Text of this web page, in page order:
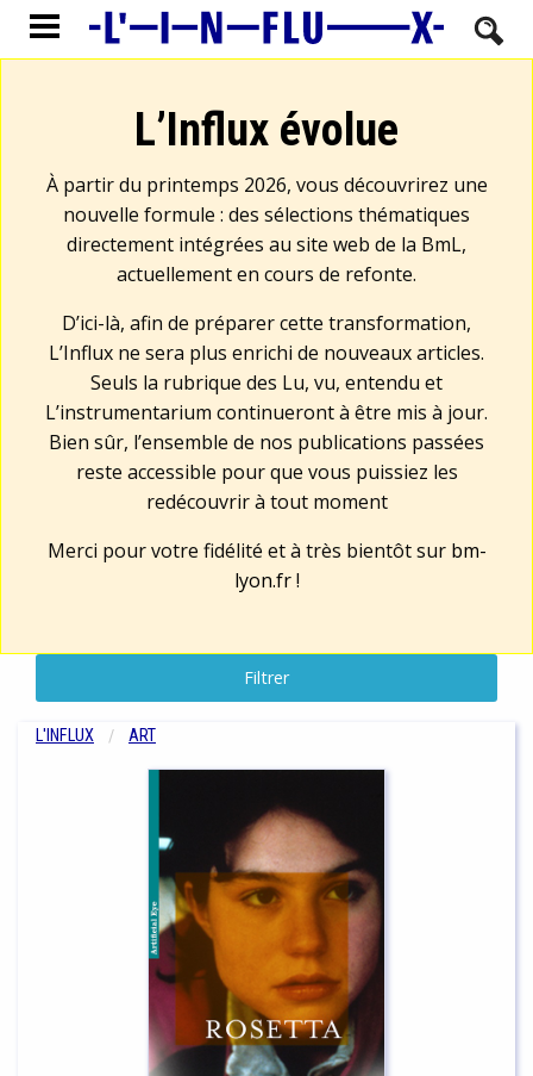
L’Influx évolue
À partir du printemps 2026, vous découvrirez une
nouvelle formule : des sélections thématiques
directement intégrées au site web de la BmL,
actuellement en cours de refonte.
D’ici-là, afin de préparer cette transformation,
L’Influx ne sera plus enrichi de nouveaux articles.
Seuls la rubrique des Lu, vu, entendu et
L’instrumentarium continueront à être mis à jour.
Bien sûr, l’ensemble de nos publications passées
reste accessible pour que vous puissiez les
redécouvrir à tout moment
Merci pour votre fidélité et à très bientôt sur bm-
lyon.fr!
Filtrer
L'INFLUX ART